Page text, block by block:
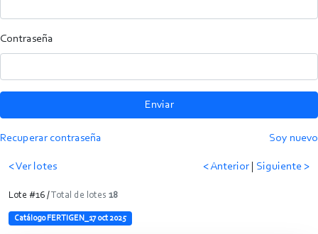
Contraseña
Enviar
Recuperar contraseña Soy nuevo
< Ver lotes < Anterior Siguiente >
Lote #16 /Total de lotes 18
Catálogo FERTIGEN_17 oct 2025